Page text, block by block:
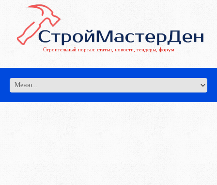
Строительный портал: статьи, новости, тендеры, форум